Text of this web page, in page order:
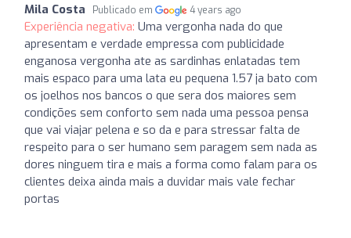
Mila Costa Publicado em 4 years ago
Experiência negativa: Uma vergonha nada do que
apresentam e verdade empressa com publicidade
enganosa vergonha ate as sardinhas enlatadas tem
mais espaco para uma lata eu pequena 1.57 ja bato com
os joelhos nos bancos o que sera dos maiores sem
condições sem conforto sem nada uma pessoa pensa
que vai viajar pelena e so da e para stressar falta de
respeito para o ser humano sem paragem sem nada as
dores ninguem tira e mais a forma como falam para os
clientes deixa ainda mais a duvidar mais vale fechar
portas